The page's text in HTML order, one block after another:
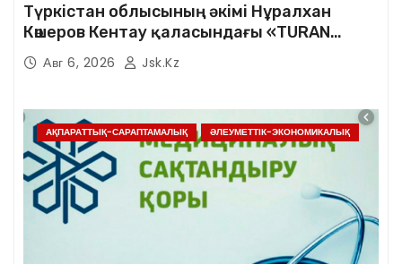
Түркістан облысының әкімі Нұралхан
Көшеров Кентау қаласындағы «TURAN
SHENHUA» зауытының жұмысымен
танысты
Авг 6, 2026 Jsk.kz
АҚПАРАТТЫҚ-САРАПТАМАЛЫҚ ӘЛЕУМЕТТІК-ЭКОНОМИКАЛЫҚ